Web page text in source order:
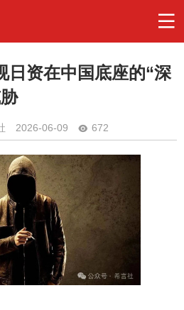
日资在中国底座的“深
2026-06-09 672